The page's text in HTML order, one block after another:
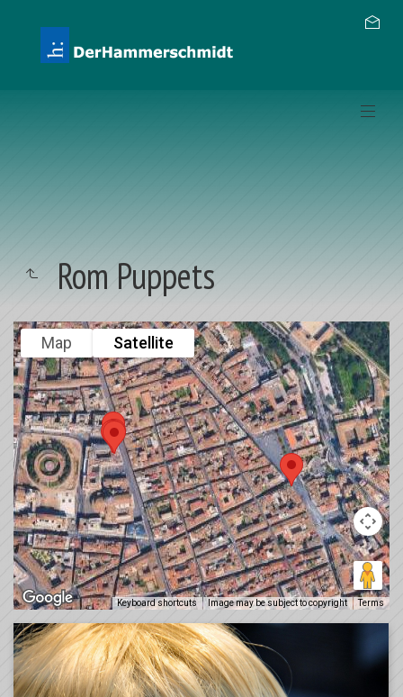
Rom Puppets
Map Satellite
Keyboard shortcuts Image may be subject to copyright Terms